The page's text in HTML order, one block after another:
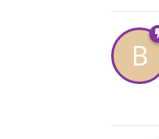
B